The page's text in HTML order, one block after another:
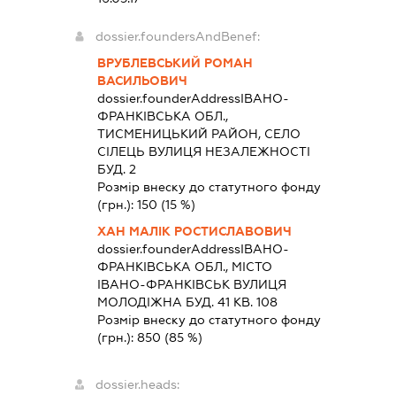
dossier.foundersAndBenef:
ВРУБЛЕВСЬКИЙ РОМАН
ВАСИЛЬОВИЧ
dossier.founderAddressІВАНО-
ФРАНКІВСЬКА ОБЛ.,
ТИСМЕНИЦЬКИЙ РАЙОН, СЕЛО
СІЛЕЦЬ ВУЛИЦЯ НЕЗАЛЕЖНОСТІ
БУД. 2
Розмір внеску до статутного фонду
(грн.): 150 (15 %)
ХАН МАЛІК РОСТИСЛАВОВИЧ
dossier.founderAddressІВАНО-
ФРАНКІВСЬКА ОБЛ., МІСТО
ІВАНО-ФРАНКІВСЬК ВУЛИЦЯ
МОЛОДІЖНА БУД. 41 КВ. 108
Розмір внеску до статутного фонду
(грн.): 850 (85 %)
dossier.heads: